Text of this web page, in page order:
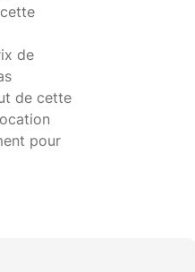
de
de cette
pour